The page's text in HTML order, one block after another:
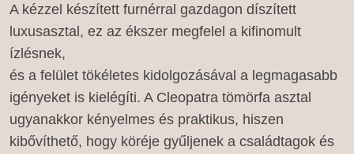
A kézzel készített furnérral gazdagon díszített
luxusasztal, ez az ékszer megfelel a kifinomult
ízlésnek,
és a felület tökéletes kidolgozásával a legmagasabb
igényeket is kielégíti. A Cleopatra tömörfa asztal
ugyanakkor kényelmes és praktikus, hiszen
kibővíthető, hogy köréje gyűljenek a családtagok és